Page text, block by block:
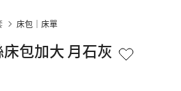
床包｜床單
包加大 月石灰